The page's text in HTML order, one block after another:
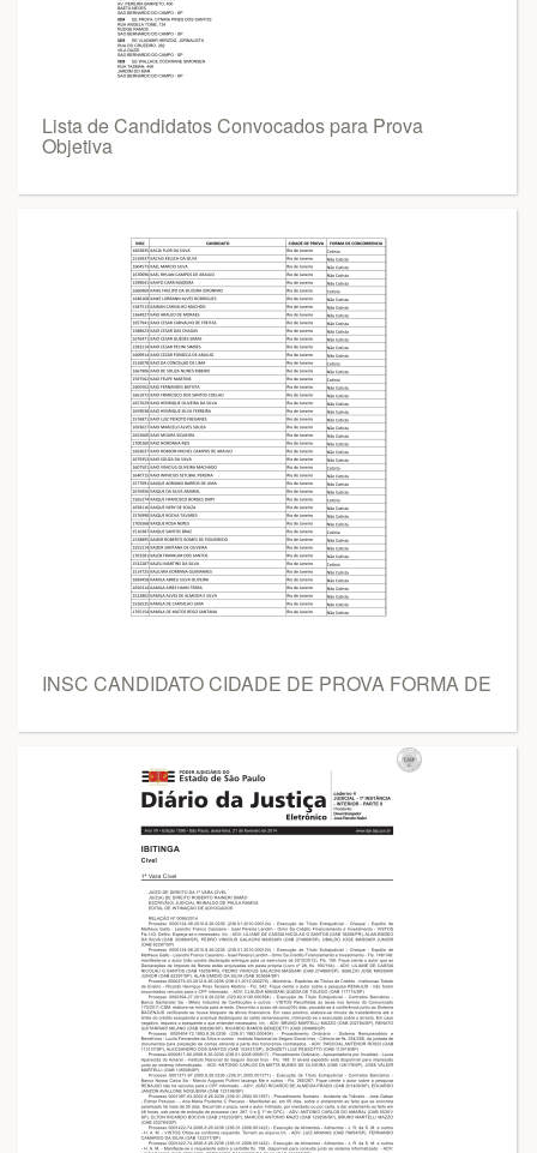
Lista de Candidatos Convocados para Prova
Objetiva
INSC CANDIDATO CIDADE DE PROVA FORMA DE